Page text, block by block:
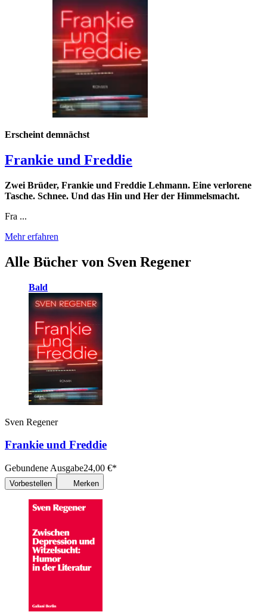
Erscheint demnächst
Frankie und Freddie
Zwei Brüder, Frankie und Freddie Lehmann. Eine verlorene
Tasche. Schnee. Und das Hin und Her der Himmelsmacht.
Fra ...
Mehr erfahren
Alle Bücher von Sven Regener
Bald
Sven Regener
Frankie und Freddie
Gebundene Ausgabe24,00 €*
Vorbestellen Merken